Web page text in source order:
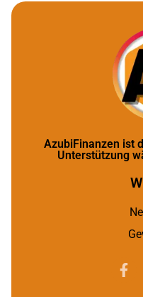
AzubiFinanzen ist
Unterstützung